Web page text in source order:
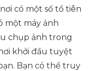
có một số tổ tiên
một máy ảnh
chụp ảnh trong
khởi đầu tuyệt
Bạn có thể truy